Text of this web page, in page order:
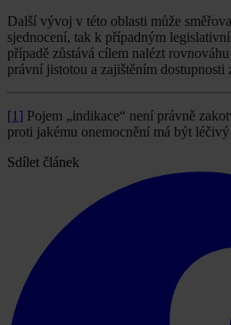
Další vývoj v této oblasti může
sjednocení, tak k případným
případě zůstává cílem nalézt
právní jistotou a zajištěním dostupnosti
[1] Pojem „indikace“ není právně
proti jakému onemocnění má být
Sdílet článek